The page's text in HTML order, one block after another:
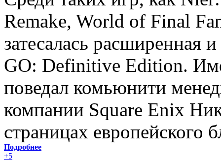
Remake, World of Final
затесалась расширенная
GO: Definitive Edition.
поведал комьюнити
компании Square Enix
страницах европейского
Подробнее
+5